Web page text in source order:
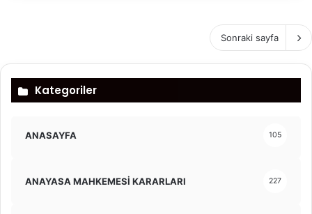
Sonraki sayfa
Kategoriler
ANASAYFA 105
ANAYASA MAHKEMESİ KARARLARI 227